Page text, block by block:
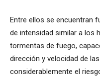
Entre ellos se encuentran
de intensidad similar a los
tormentas de fuego,
dirección y velocidad de
considerablemente el